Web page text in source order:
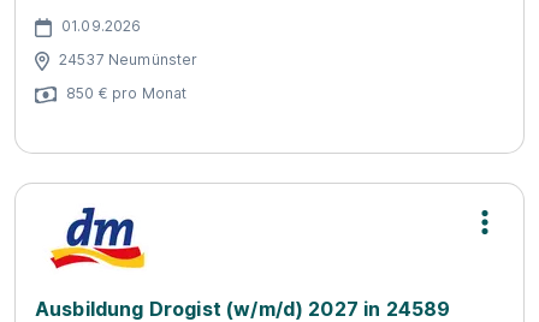
01.09.2026
24537 Neumünster
850 € pro Monat
Ausbildung Drogist (w/m/d) 2027 in 24589